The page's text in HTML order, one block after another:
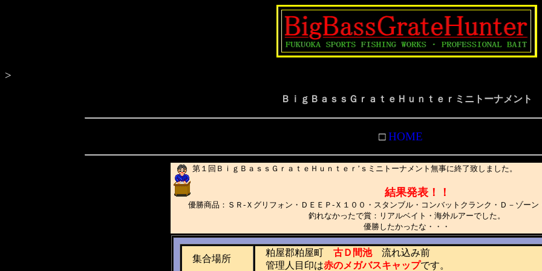
>
ＢｉｇＢａｓｓＧｒａｔｅＨｕｎｔｅｒミニトーナメント
□HOME
第１回ＢｉｇＢａｓｓＧｒａｔｅＨｕｎｔｅｒ’ｓミニトーナメント無事に終了致しました。
結果発表！！
優勝商品：ＳＲ-Ｘグリフォン・ＤＥＥＰ-Ｘ１００・スタンブル・コンバットクランク・Ｄ－ゾーン
釣れなかったで賞：リアルベイト・海外ルアーでした。
優勝したかったな・・・
集合場所
粕屋郡粕屋町 古Ｄ間池流れ込み前
管理人目印は赤のメガバスキャップです。